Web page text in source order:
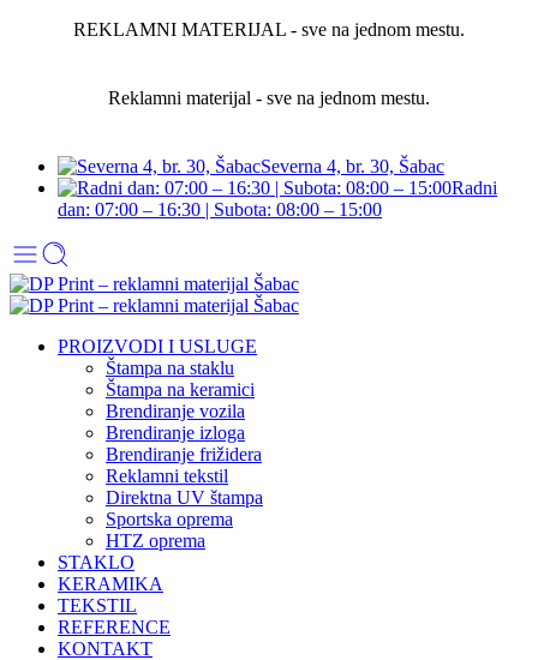
REKLAMNI MATERIJAL - sve na jednom mestu.
Reklamni materijal - sve na jednom mestu.
Severna 4, br. 30, Šabac
Radni
dan: 07:00 – 16:30 | Subota: 08:00 – 15:00
PROIZVODI I USLUGE
Štampa na staklu
Štampa na keramici
Brendiranje vozila
Brendiranje izloga
Brendiranje frižidera
Reklamni tekstil
Direktna UV štampa
Sportska oprema
HTZ oprema
STAKLO
KERAMIKA
TEKSTIL
REFERENCE
KONTAKT